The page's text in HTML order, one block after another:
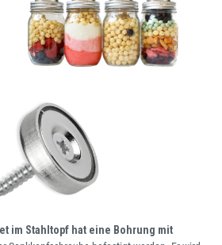
im Stahltopf hat eine Bohrung mit